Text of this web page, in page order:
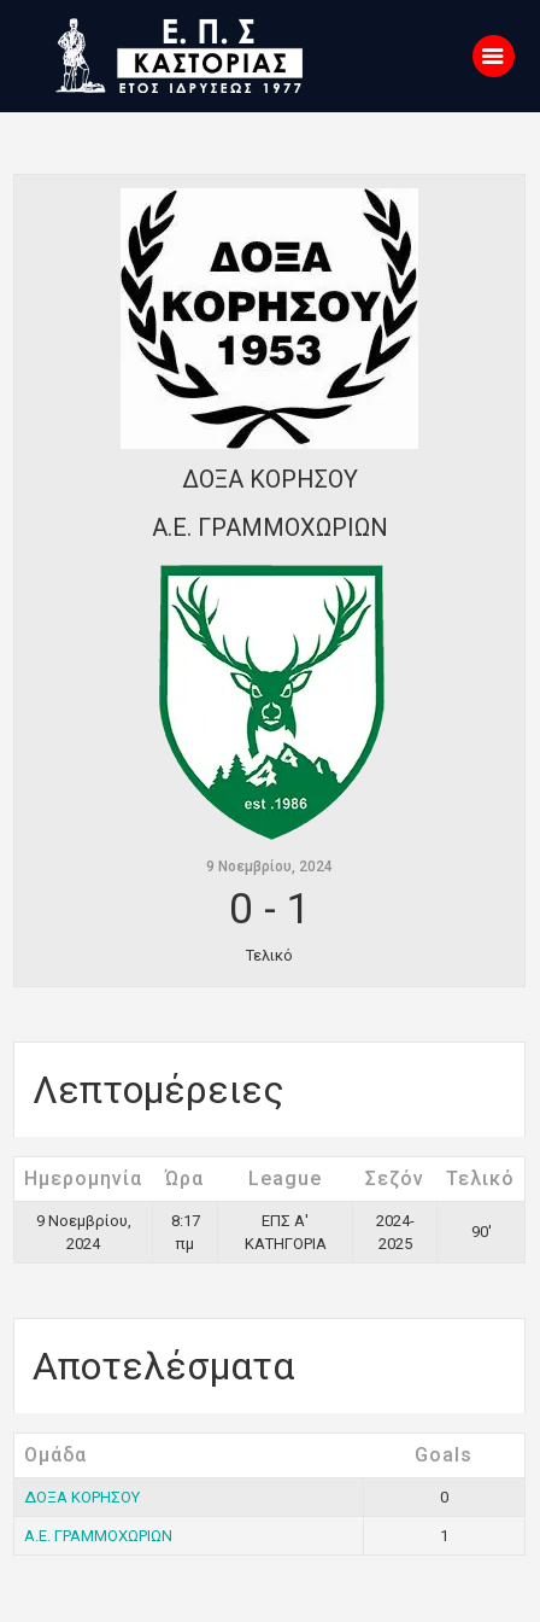
Σχετικά με εμάς
Επικοινωνία
Νέα
Η Ένωση
Πρωταθλήματα
Κύπελλο
Υποδομών
Ορισμοί Διαιτητών
Ποινές
Περισσότερα
ΔΟΞΑ ΚΟΡΗΣΟΥ
Α.Ε. ΓΡΑΜΜΟΧΩΡΙΩΝ
9 Νοεμβρίου, 2024
0 - 1
Τελικό
Λεπτομέρειες
Ημερομηνία Ώρα League Σεζόν Τελικό
9 Νοεμβρίου,
2024
8:17
πμ
ΕΠΣ Α'
ΚΑΤΗΓΟΡΙΑ
2024-
2025
90'
Αποτελέσματα
Ομάδα Goals
ΔΟΞΑ ΚΟΡΗΣΟΥ 0
Α.Ε. ΓΡΑΜΜΟΧΩΡΙΩΝ 1